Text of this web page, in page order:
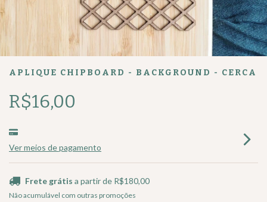
APLIQUE CHIPBOARD - BACKGROUND - CERCA
R$16,00
Ver meios de pagamento
Frete grátis a partir de R$180,00
Não acumulável com outras promoções